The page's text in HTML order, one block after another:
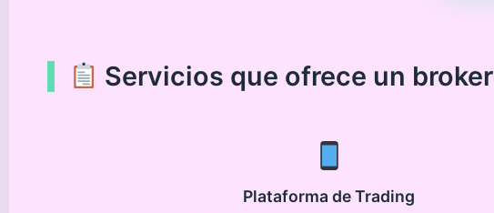
Servicios que ofrece un broker
Plataforma de Trading